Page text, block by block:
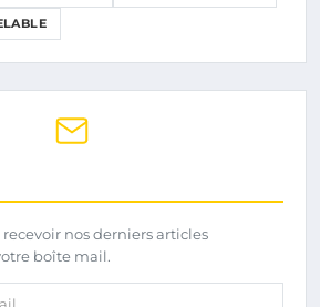
nos derniers articles
boîte mail.